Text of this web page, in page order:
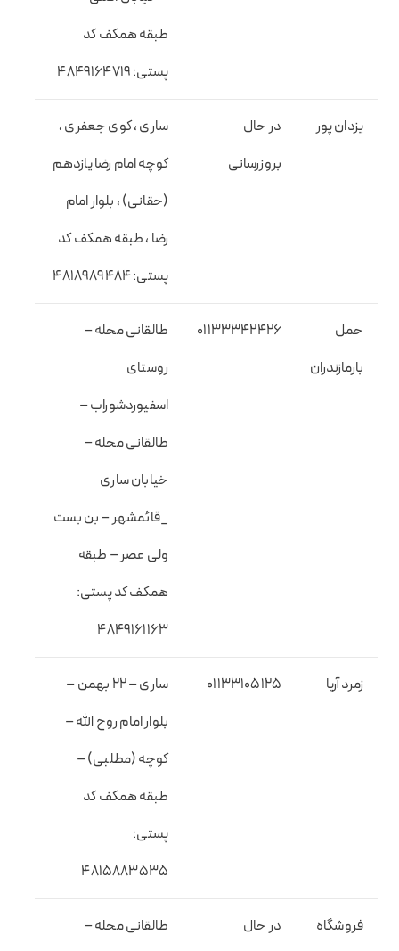
طبقه همکف کد
پستی: ۴۸۴۹۱۶۴۷۱۹
یزدان پور
در حال
بروزرسانی
ساری ، کوی جعفری ،
کوچه امام رضا یازدهم
(حقانی) ، بلوار امام
رضا ، طبقه همکف کد
پستی: ۴۸۱۸۹۸۹۴۸۴
حمل
بارمازندران
01133342426
طالقانی محله –
روستای
اسفیوردشوراب –
طالقانی محله –
خیابان ساری
_قائمشهر – بن بست
ولی عصر – طبقه
همکف کد پستی:
۴۸۴۹۱۶۱۱۶۳
زمرد آریا 01133105125
ساری – ۲۲ بهمن –
بلوار امام روح الله –
کوچه (مطلبی) –
طبقه همکف کد
پستی:
۴۸۱۵۸۸۳۵۳۵
فروشگاه
در حال
طالقانی محله –